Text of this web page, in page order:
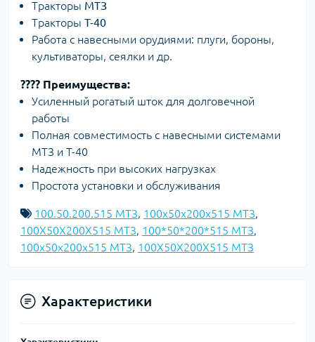
Тракторы МТЗ
Тракторы Т-40
Работа с навесными орудиями: плуги, бороны,
культиваторы, сеялки и др.
???? Преимущества:
Усиленный рогатый шток для долговечной
работы
Полная совместимость с навесными системами
МТЗ и Т-40
Надежность при высоких нагрузках
Простота установки и обслуживания
100.50.200.515 МТЗ, 100x50x200x515 МТЗ,
100X50X200X515 МТЗ, 100*50*200*515 МТЗ,
100х50х200х515 МТЗ, 100Х50Х200Х515 МТЗ
Характеристики